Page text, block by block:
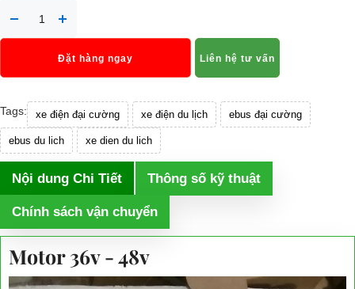
Đặt hàng ngay Liên hệ tư vấn
Tags: xe điện đại cường xe điện du lịch ebus đại cường
ebus du lich xe dien du lich
Nội dung Chi Tiết Thông số kỹ thuật
Chính sách vận chuyển
Motor 36v - 48v